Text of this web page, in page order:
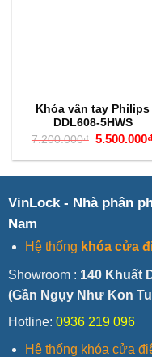
Khóa vân tay Philips
DDL608-5HWS
7.200.000₫ Giá
là:
5.500.000₫
VinLock - Nhà phân
Nam
Hệ thống khóa cửa
Showroom : 140 Khuất
(Gần Ngụy Như Kon
Hotline: 0936 219 096
Hệ thống khóa cửa